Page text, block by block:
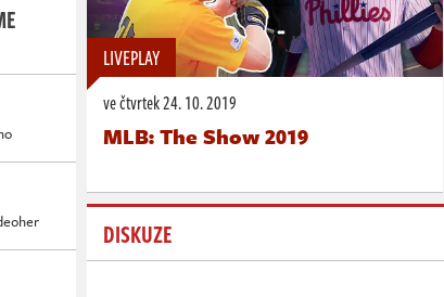
LIVEPLAY
ve čtvrtek24. 10. 2019
MLB: The Show 2019
DISKUZE